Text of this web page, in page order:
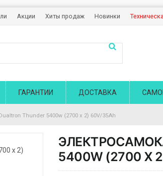
Акции Хиты продаж Новинки
ГАРАНТИИ ДОСТАВКА
Thunder 5400w (2700 х 2) 60V/35Ah
5400W (2700 Х